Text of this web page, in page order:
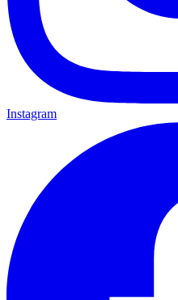
Instagram